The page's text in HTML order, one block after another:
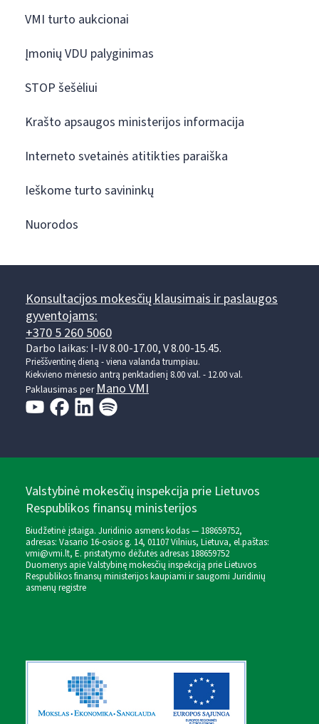
VMI turto aukcionai
Įmonių VDU palyginimas
STOP šešėliui
Krašto apsaugos ministerijos informacija
Interneto svetainės atitikties paraiška
Ieškome turto savininkų
Nuorodos
Konsultacijos mokesčių klausimais ir paslaugos
gyventojams:
+370 5 260 5060
Darbo laikas: I-IV 8.00-17.00, V 8.00-15.45.
Prieššventinę dieną - viena valanda trumpiau.
Kiekvieno mėnesio antrą penktadienį 8.00 val. - 12.00 val.
Paklausimas perMano VMI
Valstybinė mokesčių inspekcija prie Lietuvos
Respublikos finansų ministerijos
Biudžetinė įstaiga. Juridinio asmens kodas — 188659752,
adresas: Vasario 16-osios g. 14, 01107 Vilnius, Lietuva, el.paštas:
vmi@vmi.lt, E. pristatymo dėžutės adresas 188659752
Duomenys apie Valstybinę mokesčių inspekciją prie Lietuvos
Respublikos finansų ministerijos kaupiami ir saugomi Juridinių
asmenų registre